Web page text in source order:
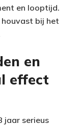
en looptijd.
bij het
en
effect
jaar serieus